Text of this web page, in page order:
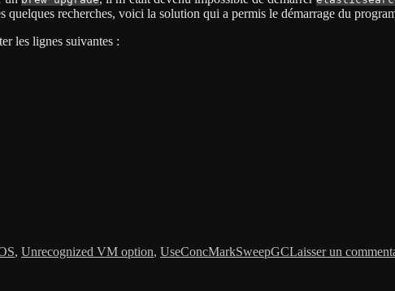
quelques recherches, voici la solution qui a permis le démarrage du
les lignes suivantes :
, Unrecognized VM option, UseConcMarkSweepGCLaisser un